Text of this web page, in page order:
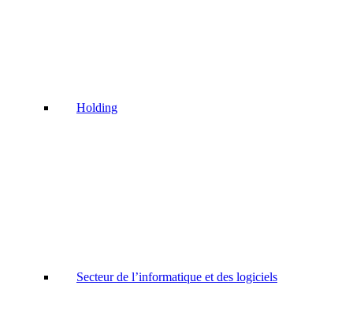
Holding
Secteur de l’informatique et des logiciels